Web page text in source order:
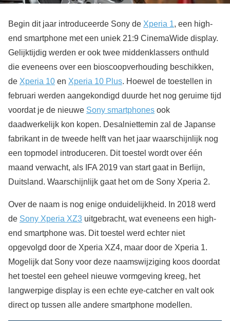
Begin dit jaar introduceerde Sony de Xperia 1, een high-
end smartphone met een uniek 21:9 CinemaWide display.
Gelijktijdig werden er ook twee middenklassers onthuld
die eveneens over een bioscoopverhouding beschikken,
de Xperia 10 en Xperia 10 Plus. Hoewel de toestellen in
februari werden aangekondigd duurde het nog geruime tijd
voordat je de nieuwe Sony smartphones ook
daadwerkelijk kon kopen. Desalniettemin zal de Japanse
fabrikant in de tweede helft van het jaar waarschijnlijk nog
een topmodel introduceren. Dit toestel wordt over één
maand verwacht, als IFA 2019 van start gaat in Berlijn,
Duitsland. Waarschijnlijk gaat het om de Sony Xperia 2.
Over de naam is nog enige onduidelijkheid. In 2018 werd
de Sony Xperia XZ3 uitgebracht, wat eveneens een high-
end smartphone was. Dit toestel werd echter niet
opgevolgd door de Xperia XZ4, maar door de Xperia 1.
Mogelijk dat Sony voor deze naamswijziging koos doordat
het toestel een geheel nieuwe vormgeving kreeg, het
langwerpige display is een echte eye-catcher en valt ook
direct op tussen alle andere smartphone modellen.